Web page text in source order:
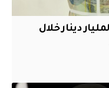
دينار خلال